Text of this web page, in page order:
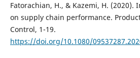
Fatorachian, H., & Kazemi, H. (2020).
on supply chain performance.
Control, 1-19.
https://doi.org/10.1080/